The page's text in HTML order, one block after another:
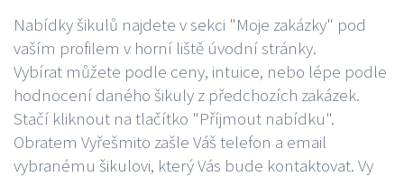
Nabídky šikulů najdete v sekci "Moje zakázky" pod
vaším profilem v horní liště úvodní stránky.
Vybírat můžete podle ceny, intuice, nebo lépe podle
hodnocení daného šikuly z předchozích zakázek.
Stačí kliknout na tlačítko "Příjmout nabídku".
Obratem Vyřešmito zašle Váš telefon a email
vybranému šikulovi, který Vás bude kontaktovat. Vy